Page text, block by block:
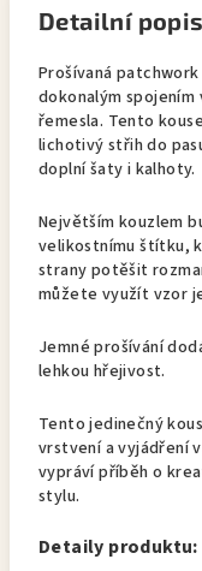
Detailní
Prošívaná
dokonalým
řemesla. Tento
lichotivý střih do
doplní šaty i kalhoty.
Největším kouzlem
velikostnímu štítku,
strany potěšit
můžete využít vzor
Jemné prošívání
lehkou hřejivost.
Tento jedinečný
vrstvení a vyjádření
vypráví příběh o
stylu.
Detaily produktu: